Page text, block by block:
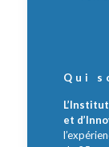
Qui
et